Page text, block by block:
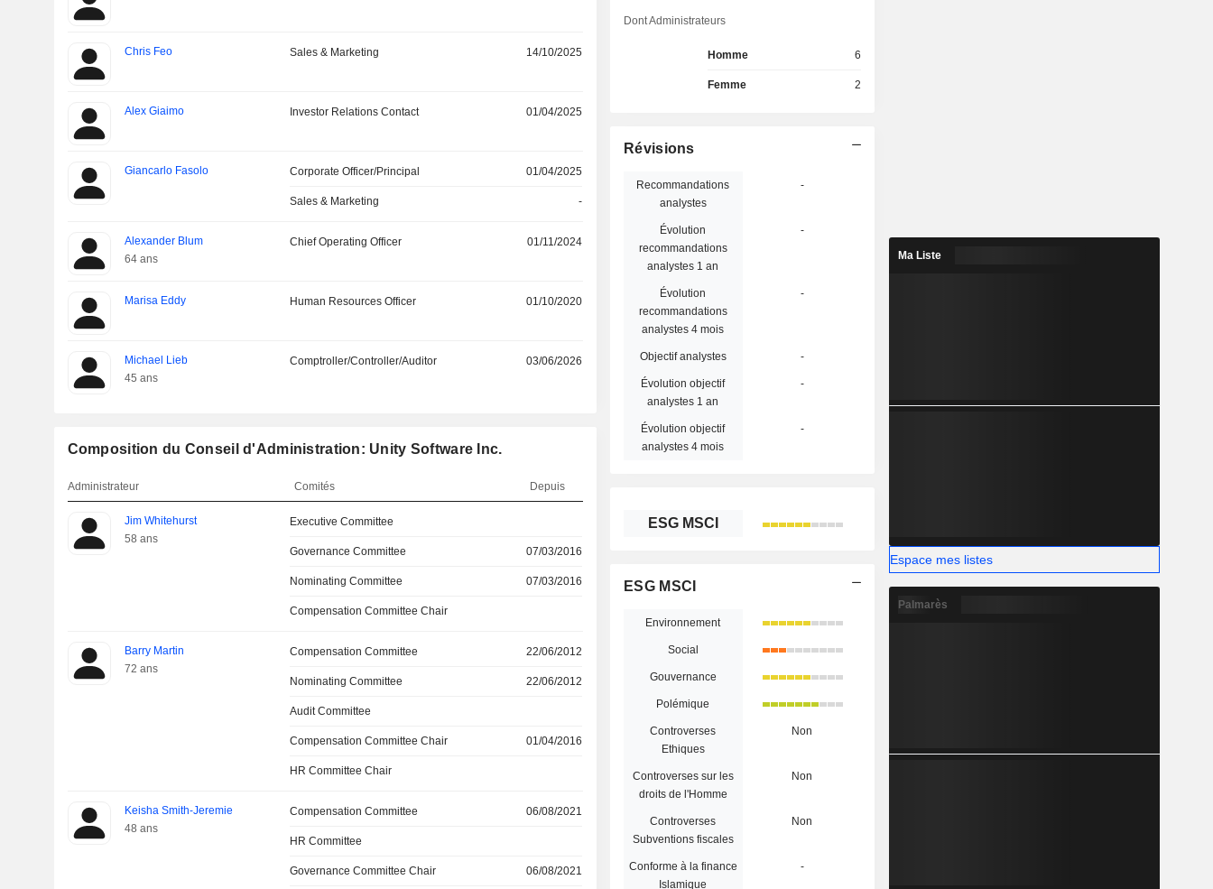
Chris Feo Sales & Marketing 14/10/2025
Alex Giaimo Investor Relations Contact 01/04/2025
Giancarlo Fasolo Corporate Officer/Principal 01/04/2025
Sales & Marketing -
Alexander Blum
64 ans
Chief Operating Officer 01/11/2024
Marisa Eddy Human Resources Officer 01/10/2020
Michael Lieb
45 ans
Comptroller/Controller/Auditor 03/06/2026
Composition du Conseil d'Administration: Unity Software Inc.
Administrateur Comités Depuis
Jim Whitehurst
58 ans
Executive Committee
Governance Committee 07/03/2016
Nominating Committee 07/03/2016
Compensation Committee Chair
Barry Martin
72 ans
Compensation Committee 22/06/2012
Nominating Committee 22/06/2012
Audit Committee
Compensation Committee Chair 01/04/2016
HR Committee Chair
Keisha Smith-Jeremie
48 ans
Compensation Committee 06/08/2021
HR Committee
Governance Committee Chair 06/08/2021
Dont Administrateurs
Homme 6
Femme 2
Révisions
Recommandations
analystes
-
Évolution
recommandations
analystes 1 an
-
Évolution
recommandations
analystes 4 mois
-
Objectif analystes -
Évolution objectif
analystes 1 an
-
Évolution objectif
analystes 4 mois
-
ESG MSCI
ESG MSCI
Environnement
Social
Gouvernance
Polémique
Controverses
Ethiques
Non
Controverses sur les
droits de l'Homme
Non
Controverses
Subventions fiscales
Non
Conforme à la finance
Islamique
-
Ma Liste
Espace mes listes
Palmarès